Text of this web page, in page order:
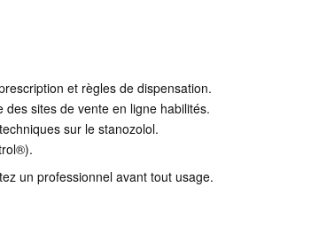
et règles de dispensation.
sites de vente en ligne habilités.
sur le stanozolol.
un professionnel avant tout usage.